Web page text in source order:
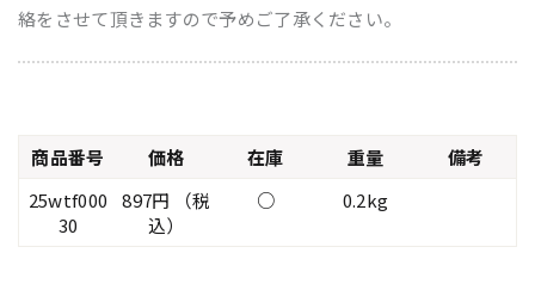
絡をさせて頂きますので予めご了承ください。
商品番号 価格 在庫 重量
備考
25wtf000
30
897円 （税
込）
○ 0.2kg